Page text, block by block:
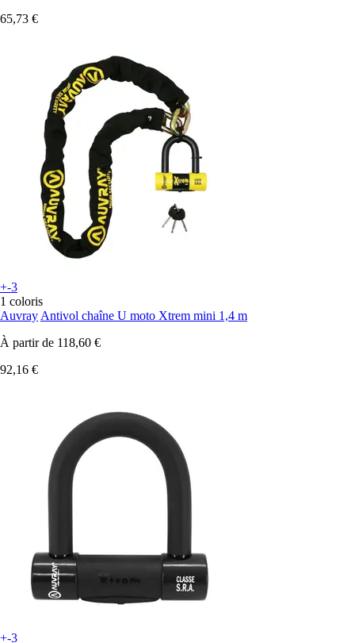
65,73 €
+-3
1 coloris
Auvray Antivol chaîne U moto Xtrem mini 1,4 m
À partir de 118,60 €
92,16 €
+-3